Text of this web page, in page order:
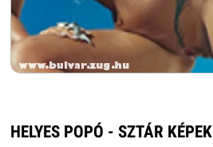
HELYES POPÓ - SZTÁR KÉPEK